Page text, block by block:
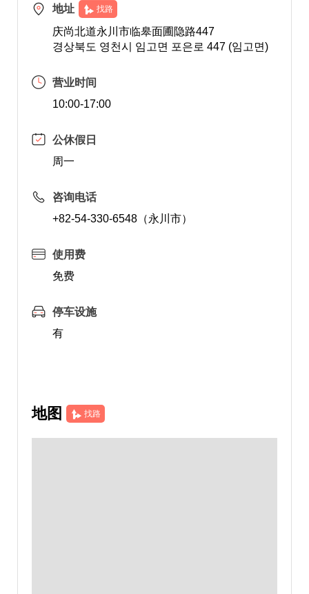
地址 找路
庆尚北道永川市临皋面圃隐路447
경상북도 영천시 임고면 포은로 447 (임고면)
营业时间
10:00-17:00
公休假日
周一
咨询电话
+82-54-330-6548（永川市）
使用费
免费
停车设施
有
地图 找路